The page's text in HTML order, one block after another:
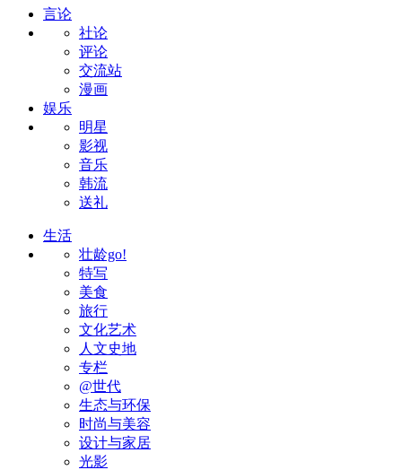
言论
社论
评论
交流站
漫画
娱乐
明星
影视
音乐
韩流
送礼
生活
壮龄go!
特写
美食
旅行
文化艺术
人文史地
专栏
@世代
生态与环保
时尚与美容
设计与家居
光影